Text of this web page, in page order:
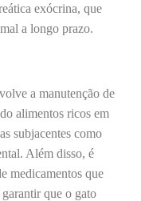
exócrina, que
a longo prazo.
a manutenção de
alimentos ricos em
subjacentes como
Além disso, é
medicamentos que
que o gato